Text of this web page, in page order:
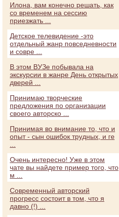
Илона, вам конечно решать, как
со временем на сессию
приезжать ...
Детское телевидение -это
отдельный жанр повседневности
и совре ...
В этом ВУЗе побывала на
экскурсии в жанре День открытых
дверей ...
Принимаю творческие
предложения по организации
своего авторско ...
Принимая во внимание то, что и
опыт - сын ошибок трудных, и ге
Очень интересно! Уже в этом
чате вы найдете пример того, что
м ...
Современный авторский
прогресс состоит в том, что я
давно (!) ...